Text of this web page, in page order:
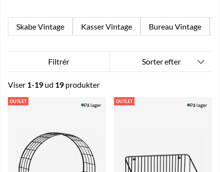
Skabe Vintage Kasser Vintage Bureau Vintage
Filtrér Sorter efter
Viser 1-19 ud 19 produkter
Produkter
OUTLET
På lager
OUTLET
På lager